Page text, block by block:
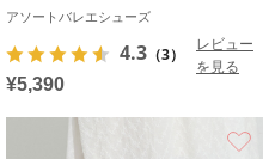
アソートバレエシューズ
4.3 （3）
レビュー
を見る
¥5,390